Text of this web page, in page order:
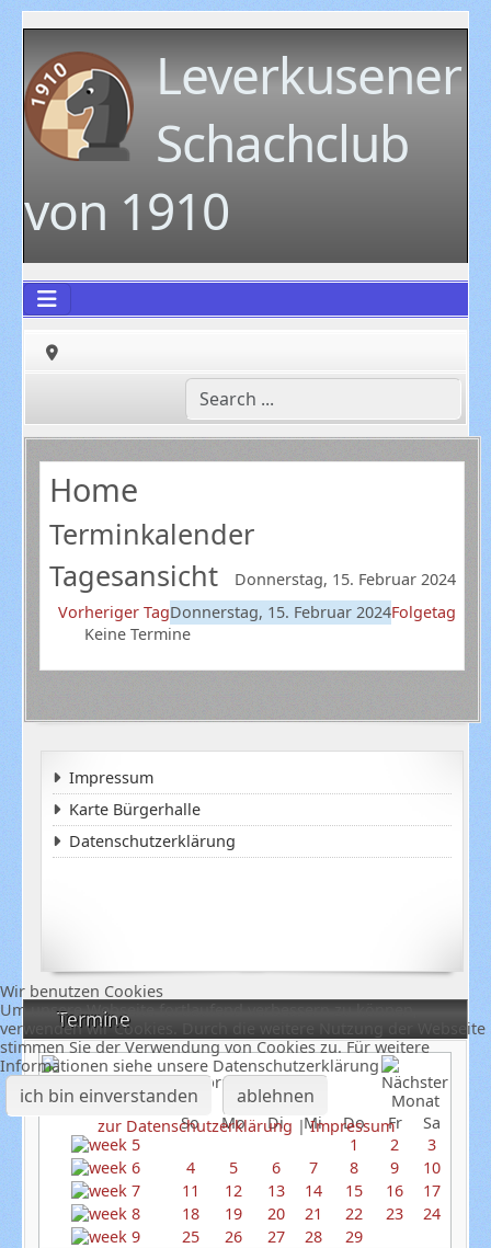
Leverkusener
Schachclub
von 1910
Termine
Februar 2024
So
Mo Di Mi Do Fr
Sa
1
2
3
4
5 6 7 8 9
10
11
12 13 14 15 16
17
18
19 20 21 22 23
24
25
26 27 28 29
Home
Terminkalender
Tagesansicht
Donnerstag, 15. Februar 2024
Vorheriger TagDonnerstag, 15. Februar 2024Folgetag
Keine Termine
Impressum
Karte Bürgerhalle
Datenschutzerklärung
Wir benutzen Cookies
Um unsere Webseite fortlaufend verbessern zu können,
verwenden wir Cookies. Durch die weitere Nutzung der Webseite
stimmen Sie der Verwendung von Cookies zu. Für weitere
Informationen siehe unsere Datenschutzerklärung
ich bin einverstanden ablehnen
zur Datenschutzerklärung |Impressum